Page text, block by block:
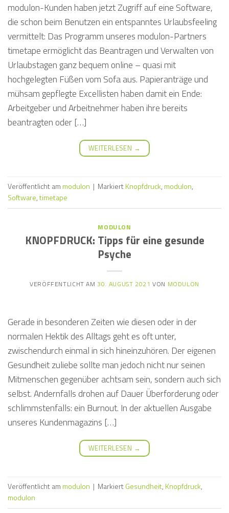
modulon-Kunden haben jetzt Zugriff auf eine Software,
die schon beim Benutzen ein entspanntes Urlaubsfeeling
vermittelt: Das Programm unseres modulon-Partners
timetape ermöglicht das Beantragen und Verwalten von
Urlaubstagen ganz bequem online – quasi mit
hochgelegten Füßen vom Sofa aus. Papieranträge und
mühsam gepflegte Excellisten haben damit ein Ende:
Arbeitgeber und Arbeitnehmer haben ihre bereits
beantragten oder […]
WEITERLESEN →
Veröffentlicht am modulon | MarkiertKnopfdruck, modulon,
Software,timetape
MODULON
KNOPFDRUCK: Tipps für eine gesunde
Psyche
VERÖFFENTLICHT AM 30. AUGUST 2021 VON MODULON
Gerade in besonderen Zeiten wie diesen oder in der
normalen Hektik des Alltags geht es oft unter,
zwischendurch einmal in sich hineinzuhören. Der eigenen
Gesundheit zuliebe sollte man jedoch nicht nur seinen
Mitmenschen gegenüber achtsam sein, sondern auch sich
selbst. Andernfalls drohen auf Dauer Überforderung oder
schlimmstenfalls: ein Burnout. In der aktuellen Ausgabe
unseres Kundenmagazins […]
WEITERLESEN →
Veröffentlicht am modulon | MarkiertGesundheit, Knopfdruck,
modulon